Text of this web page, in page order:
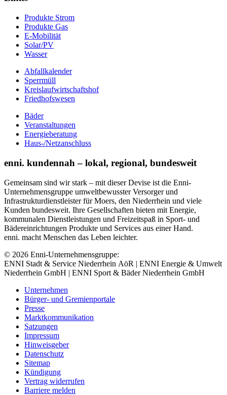
Produkte Strom
Produkte Gas
E-Mobilität
Solar/PV
Wasser
Abfallkalender
Sperrmüll
Kreislaufwirtschaftshof
Friedhofswesen
Bäder
Veranstaltungen
Energieberatung
Haus-/Netzanschluss
enni. kundennah – lokal, regional, bundesweit
Gemeinsam sind wir stark – mit dieser Devise ist die Enni-
Unternehmensgruppe umweltbewusster Versorger und
Infrastrukturdienstleister für Moers, den Niederrhein und viele
Kunden bundesweit. Ihre Gesellschaften bieten mit Energie,
kommunalen Dienstleistungen und Freizeitspaß in Sport- und
Bädereinrichtungen Produkte und Services aus einer Hand.
enni. macht Menschen das Leben leichter.
© 2026 Enni-Unternehmensgruppe:
ENNI Stadt & Service Niederrhein AöR | ENNI Energie & Umwelt
Niederrhein GmbH | ENNI Sport & Bäder Niederrhein GmbH
Unternehmen
Bürger- und Gremienportale
Presse
Marktkommunikation
Satzungen
Impressum
Hinweisgeber
Datenschutz
Sitemap
Kündigung
Vertrag widerrufen
Barriere melden